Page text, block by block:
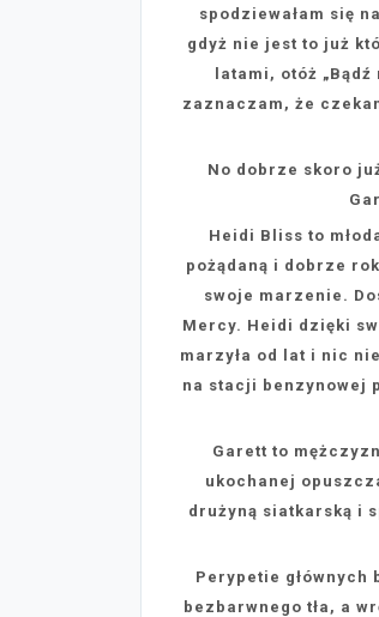
spodziewałam się
gdyż nie jest to już
latami, otóż
zaznaczam, że
No dobrze skoro
Heidi Bliss to
pożądaną i dobrze
swoje marzenie.
Mercy. Heidi dzięki
marzyła od lat i nic
na stacji benzynowej
Garett to
ukochanej
drużyną siatkarską i
Perypetie
bezbarwnego tła, a